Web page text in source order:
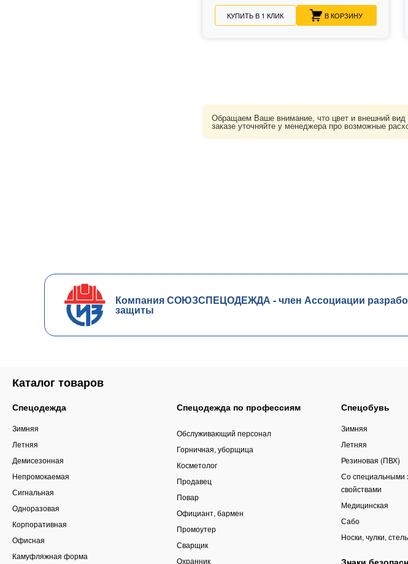
КУПИТЬ В 1 КЛИК В КОРЗИНУ
Обращаем Ваше внимание, что цвет и внешний вид
заказе уточняйте у менеджера про возможные
Компания СОЮЗСПЕЦОДЕЖДА - член Ассоциации
защиты
Каталог товаров
Спецодежда
Зимняя
Летняя
Демисезонная
Непромокаемая
Сигнальная
Одноразовая
Корпоративная
Офисная
Камуфляжная форма
Спецодежда по профессиям
Обслуживающий персонал
Горничная, уборщица
Косметолог
Продавец
Повар
Официант, бармен
Промоутер
Сварщик
Охранник
Спецобувь
Зимняя
Летняя
Резиновая (ПВХ)
Со специальными
свойствами
Медицинская
Сабо
Носки, чулки,